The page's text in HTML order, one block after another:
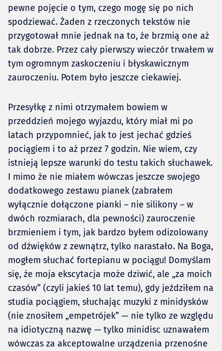
pewne pojęcie o tym, czego mogę się po nich
spodziewać. Żaden z rzeczonych tekstów nie
przygotował mnie jednak na to, że brzmią one aż
tak dobrze. Przez cały pierwszy wieczór trwałem w
tym ogromnym zaskoczeniu i błyskawicznym
zauroczeniu. Potem było jeszcze ciekawiej.
Przesyłkę z nimi otrzymałem bowiem w
przeddzień mojego wyjazdu, który miał mi po
latach przypomnieć, jak to jest jechać gdzieś
pociągiem i to aż przez 7 godzin. Nie wiem, czy
istnieją lepsze warunki do testu takich słuchawek.
I mimo że nie miałem wówczas jeszcze swojego
dodatkowego zestawu pianek (zabrałem
wyłącznie dołączone pianki – nie silikony – w
dwóch rozmiarach, dla pewności) zauroczenie
brzmieniem i tym, jak bardzo byłem odizolowany
od dźwięków z zewnątrz, tylko narastało. Na Boga,
mogłem słuchać fortepianu w pociągu! Domyślam
się, że moja ekscytacja może dziwić, ale „za moich
czasów” (czyli jakieś 10 lat temu), gdy jeździłem na
studia pociągiem, słuchając muzyki z minidysków
(nie znosiłem „empetrójek” — nie tylko ze względu
na idiotyczną nazwę — tylko minidisc uznawałem
wówczas za akceptowalne urządzenia przenośne